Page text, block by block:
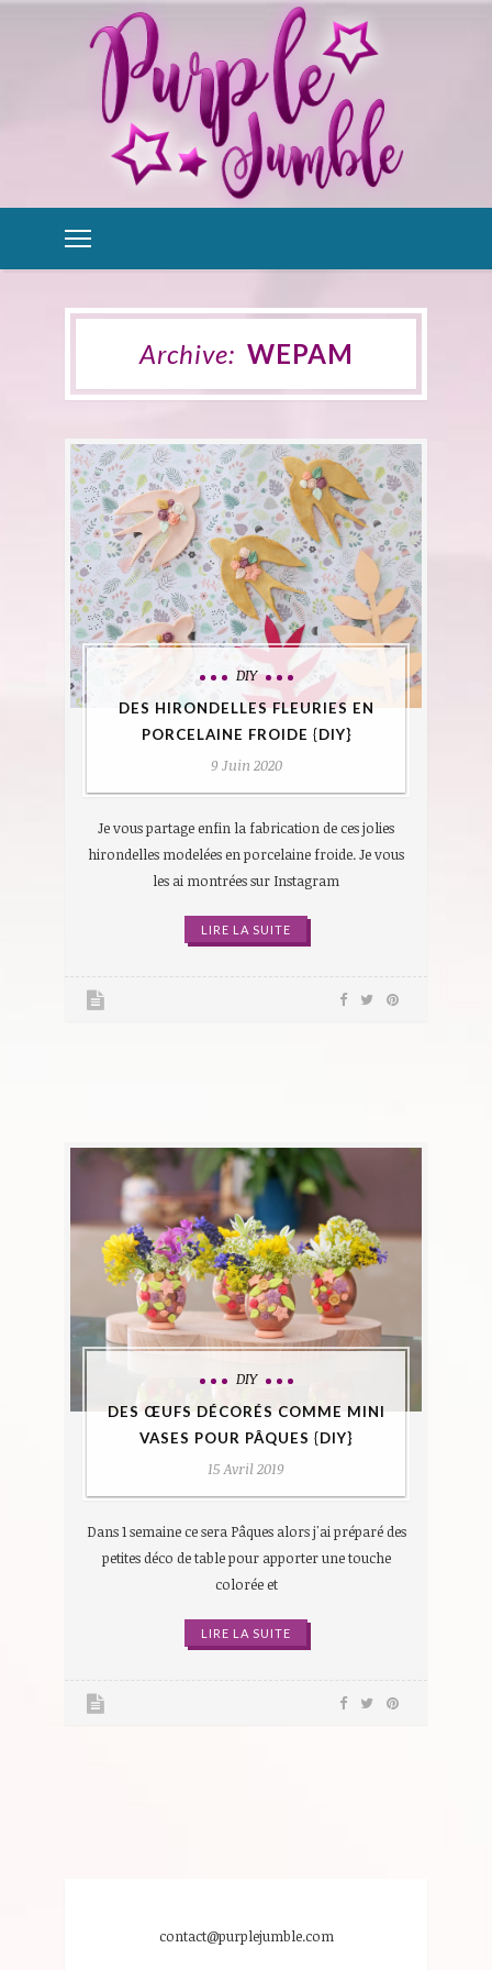
Archive: WEPAM
DIY
DES HIRONDELLES FLEURIES EN
PORCELAINE FROIDE {DIY}
9 Juin 2020
Je vous partage enfin la fabrication de ces jolies
hirondelles modelées en porcelaine froide. Je vous
les ai montrées sur Instagram
LIRE LA SUITE
DIY
DES ŒUFS DÉCORÉS COMME MINI
VASES POUR PÂQUES {DIY}
15 Avril 2019
Dans 1 semaine ce sera Pâques alors j'ai préparé des
petites déco de table pour apporter une touche
colorée et
LIRE LA SUITE
contact@purplejumble.com